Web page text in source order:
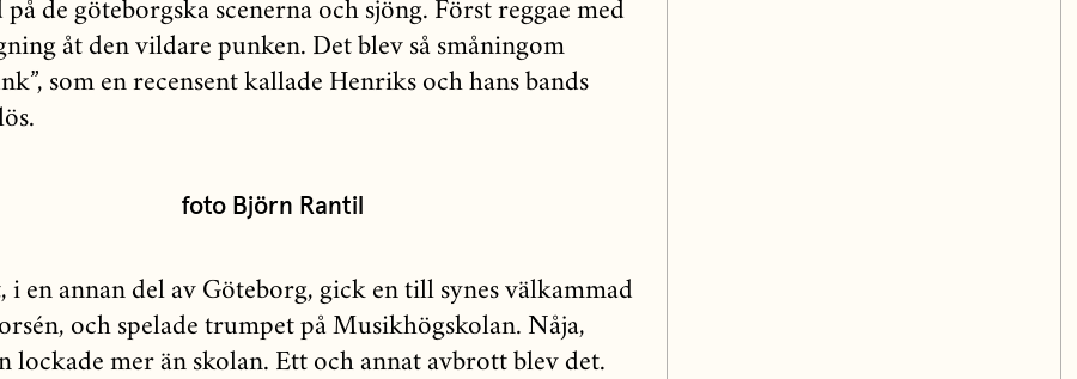
på de göteborgska scenerna och sjöng. Först reggae med
åt den vildare punken. Det blev så småningom
som en recensent kallade Henriks och hans bands
foto Björn Rantil
i en annan del av Göteborg, gick en till synes välkammad
och spelade trumpet på Musikhögskolan. Nåja,
lockade mer än skolan. Ett och annat avbrott blev det.